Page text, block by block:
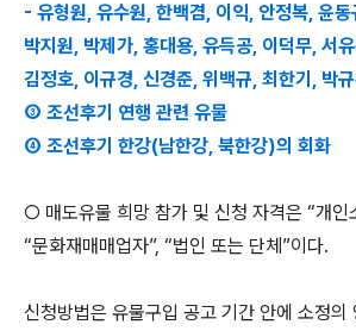
- 유형원, 유수원, 한백겸, 이익, 안정복, 윤
박지원, 박제가, 홍대용, 유득공, 이덕무, 서
김정호, 이규경, 신경준, 위백규, 최한기, 박
③ 조선후기 연행 관련 유물
④ 조선후기 한강(남한강, 북한강)의 회화
○ 매도유물 희망 참가 및 신청 자격은 “개인
“문화재매매업자”, “법인 또는 단체”이다.
신청방법은 유물구입 공고 기간 안에 소정의